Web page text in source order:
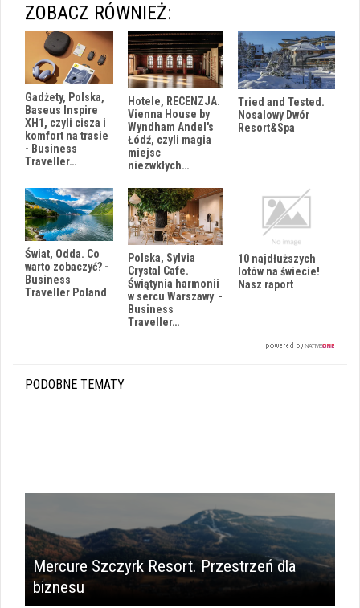
ZOBACZ RÓWNIEŻ:
Gadżety, Polska,
Baseus Inspire
XH1, czyli cisza i
komfort na trasie
- Business
Traveller…
Hotele, RECENZJA.
Vienna House by
Wyndham Andel's
Łódź, czyli magia
miejsc
niezwkłych…
Tried and Tested.
Nosalowy Dwór
Resort&Spa
Świat, Odda. Co
warto zobaczyć? -
Business
Traveller Poland
Polska, Sylvia
Crystal Cafe.
Świątynia harmonii
w sercu Warszawy -
Business
Traveller…
10 najdłuższych
lotów na świecie!
Nasz raport
PODOBNE TEMATY
Mercure Szczyrk Resort. Przestrzeń dla
biznesu